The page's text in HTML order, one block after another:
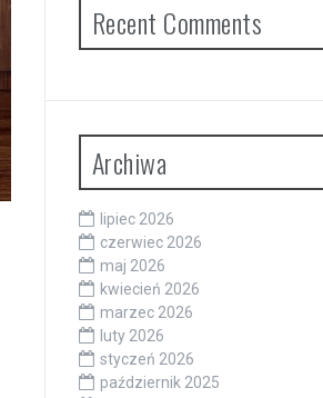
Recent Comments
Archiwa
lipiec 2026
czerwiec 2026
maj 2026
kwiecień 2026
marzec 2026
luty 2026
styczeń 2026
październik 2025